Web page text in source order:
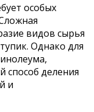
особых
видов сырья
Однако для
способ деления
и